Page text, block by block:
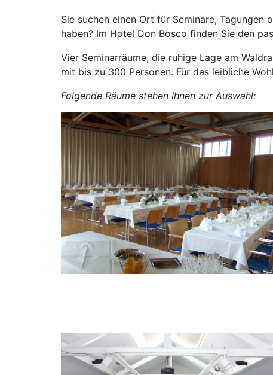
Sie suchen einen Ort für Seminare,
haben? Im Hotel Don Bosco finden Sie den
Vier Seminarräume, die ruhige Lage am
mit bis zu 300 Personen. Für das leibliche
Folgende Räume stehen Ihnen zur Auswahl: